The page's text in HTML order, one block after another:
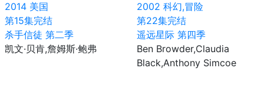
2014 美国
第15集完结
杀手信徒 第二季
凯文·贝肯,詹姆斯·鲍弗
2002 科幻,冒险
第22集完结
遥远星际 第四季
Ben Browder,Claudia
Black,Anthony Simcoe